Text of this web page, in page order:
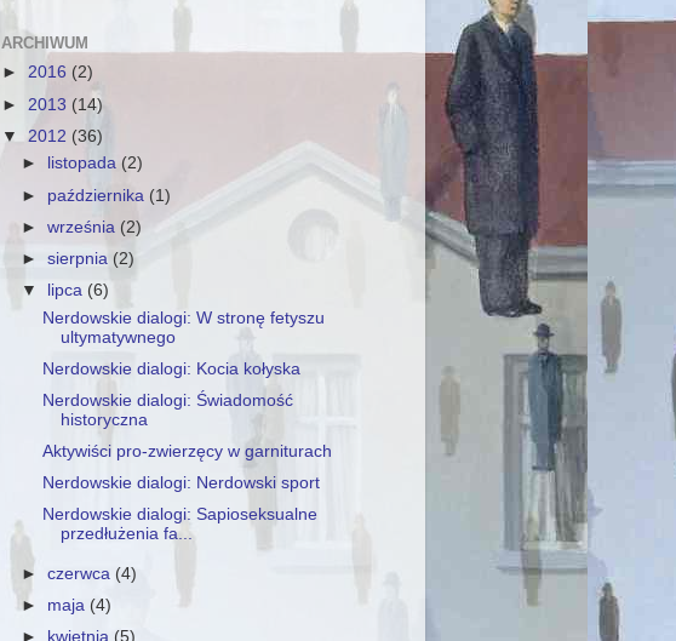
ARCHIWUM
► 2016 (2)
► 2013 (14)
▼ 2012 (36)
►
listopada(2)
► października (1)
►września (2)
►sierpnia (2)
▼
lipca (6)
Nerdowskie dialogi: W stronę fetyszu
ultymatywnego
Nerdowskie dialogi: Kocia kołyska
Nerdowskie dialogi: Świadomość
historyczna
Aktywiści pro-zwierzęcy w garniturach
Nerdowskie dialogi: Nerdowski sport
Nerdowskie dialogi: Sapioseksualne
przedłużenia fa...
►czerwca (4)
► maja (4)
►
kwietnia (5)